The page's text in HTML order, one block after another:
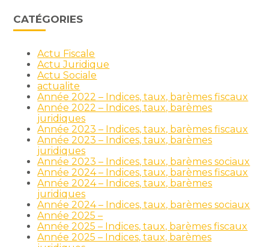
CATÉGORIES
Actu Fiscale
Actu Juridique
Actu Sociale
actualite
Année 2022 – Indices, taux, barèmes fiscaux
Année 2022 – Indices, taux, barèmes
juridiques
Année 2023 – Indices, taux, barèmes fiscaux
Année 2023 – Indices, taux, barèmes
juridiques
Année 2023 – Indices, taux, barèmes sociaux
Année 2024 – Indices, taux, barèmes fiscaux
Année 2024 – Indices, taux, barèmes
juridiques
Année 2024 – Indices, taux, barèmes sociaux
Année 2025 –
Année 2025 – Indices, taux, barèmes fiscaux
Année 2025 – Indices, taux, barèmes